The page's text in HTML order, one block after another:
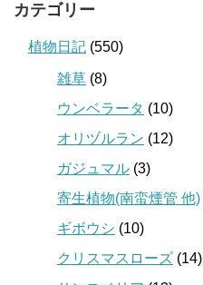
カテゴリー
植物日記 (550)
雑草 (8)
ウンベラータ (10)
オリヅルラン (12)
ガジュマル (3)
寄生植物(南蛮煙管 他)
ギボウシ (10)
クリスマスローズ (14)